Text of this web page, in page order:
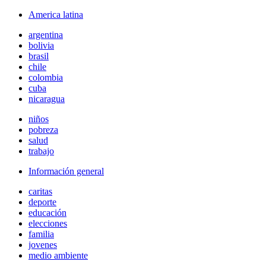
America latina
argentina
bolivia
brasil
chile
colombia
cuba
nicaragua
niños
pobreza
salud
trabajo
Información general
caritas
deporte
educación
elecciones
familia
jovenes
medio ambiente